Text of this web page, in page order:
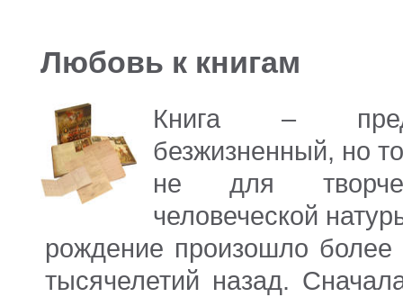
Любовь к книгам
Книга –
безжизненный, но
не для
человеческой
рождение произошло более
тысячелетий назад.